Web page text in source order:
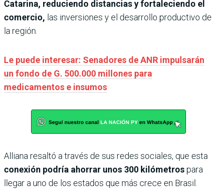
Catarina, reduciendo distancias y fortaleciendo el
comercio, las inversiones y el desarrollo productivo de
la región.
Le puede interesar: Senadores de ANR impulsarán
un fondo de G. 500.000 millones para
medicamentos e insumos
Alliana resaltó a través de sus redes sociales, que esta
conexión podría ahorrar unos 300 kilómetrospara
llegar a uno de los estados que más crece en Brasil.